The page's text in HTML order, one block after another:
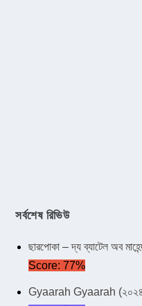
সর্বশেষ রিভিউ
ছারপোকা – দ্য ব্যাটেল অব
Score: 77%
Gyaarah Gyaarah (২০২৪) –